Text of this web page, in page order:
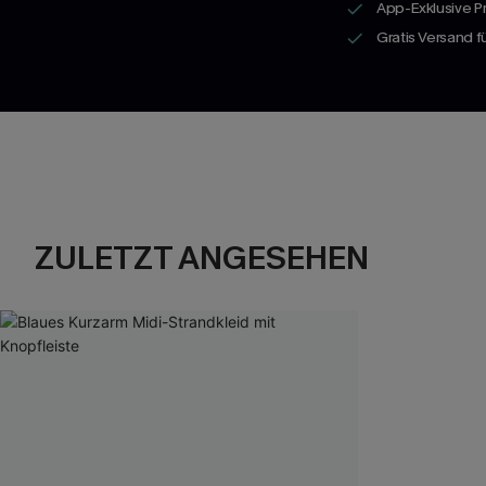
App-Exklusive
Gratis Versand
ZULETZT ANGESEHEN